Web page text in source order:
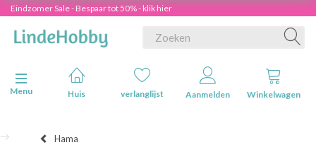
Eindzomer Sale - Bespaar tot 50% - klik hier
Navigatie in-/uitschakelen
Menu
Huis verlanglijst Aanmelden Winkelwagen
Hama